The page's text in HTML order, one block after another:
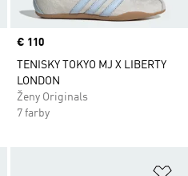
Price
€ 110
TENISKY TOKYO MJ X LIBERTY
LONDON
Ženy Originals
7 farby
Pridať do zoznamu želaných